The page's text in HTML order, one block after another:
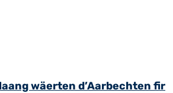
wäerten d’Aarbechten fir